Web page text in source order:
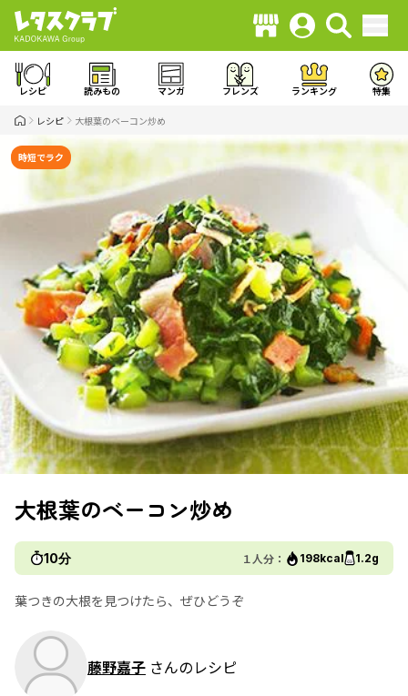
レシピ 読みもの マンガ フレンズ ランキング 特集
レシピ 大根葉のベーコン炒め
時短でラク
大根葉のベーコン炒め
10分 １人分： 198kcal 1.2g
葉つきの大根を見つけたら、ぜひどうぞ
藤野嘉子 さんのレシピ